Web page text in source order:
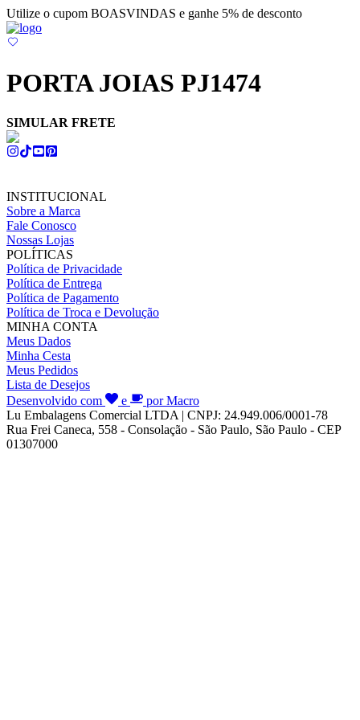
Utilize o cupom BOASVINDAS e ganhe 5% de desconto
PORTA JOIAS PJ1474
SIMULAR FRETE
INSTITUCIONAL
Sobre a Marca
Fale Conosco
Nossas Lojas
POLÍTICAS
Política de Privacidade
Política de Entrega
Política de Pagamento
Política de Troca e Devolução
MINHA CONTA
Meus Dados
Minha Cesta
Meus Pedidos
Lista de Desejos
Desenvolvido com
e
por Macro
Lu Embalagens Comercial LTDA | CNPJ: 24.949.006/0001-78
Rua Frei Caneca, 558 - Consolação - São Paulo, São Paulo - CEP
01307000